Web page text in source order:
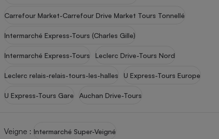
Carrefour Market-Carrefour Drive Market Tours Tonnellé
Intermarché Express-Tours (Charles Gille)
Intermarché Express-Tours Leclerc Drive-Tours Nord
Leclerc relais-relais-tours-les-halles U Express-Tours Europe
U Express-Tours Gare Auchan Drive-Tours
Veigne : Intermarché Super-Veigné